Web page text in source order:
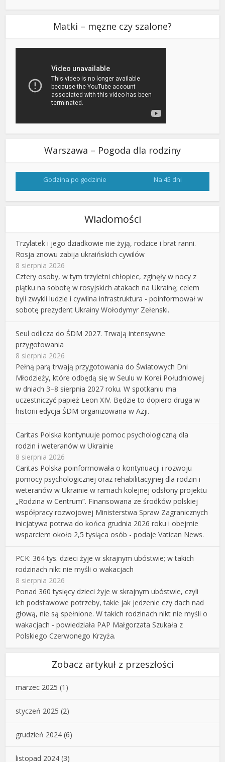
Matki – męzne czy szalone?
Warszawa – Pogoda dla rodziny
Godzina po godzinie Na 45 dni
Wiadomości
Trzylatek i jego dziadkowie nie żyją, rodzice i brat ranni.
Rosja znowu zabija ukraińskich cywilów
8 sierpnia 2026
Cztery osoby, w tym trzyletni chłopiec, zginęły w nocy z
piątku na sobotę w rosyjskich atakach na Ukrainę; celem
byli zwykli ludzie i cywilna infrastruktura - poinformował w
sobotę prezydent Ukrainy Wołodymyr Zełenski.
Seul odlicza do ŚDM 2027. Trwają intensywne
przygotowania
8 sierpnia 2026
Pełną parą trwają przygotowania do Światowych Dni
Młodzieży, które odbędą się w Seulu w Korei Południowej
w dniach 3–8 sierpnia 2027 roku. W spotkaniu ma
uczestniczyć papież Leon XIV. Będzie to dopiero druga w
historii edycja ŚDM organizowana w Azji.
Caritas Polska kontynuuje pomoc psychologiczną dla
rodzin i weteranów w Ukrainie
8 sierpnia 2026
Caritas Polska poinformowała o kontynuacji i rozwoju
pomocy psychologicznej oraz rehabilitacyjnej dla rodzin i
weteranów w Ukrainie w ramach kolejnej odsłony projektu
„Rodzina w Centrum”. Finansowana ze środków polskiej
współpracy rozwojowej Ministerstwa Spraw Zagranicznych
inicjatywa potrwa do końca grudnia 2026 roku i obejmie
wsparciem około 2,5 tysiąca osób - podaje Vatican News.
PCK: 364 tys. dzieci żyje w skrajnym ubóstwie; w takich
rodzinach nikt nie myśli o wakacjach
8 sierpnia 2026
Ponad 360 tysięcy dzieci żyje w skrajnym ubóstwie, czyli
ich podstawowe potrzeby, takie jak jedzenie czy dach nad
głową, nie są spełnione. W takich rodzinach nikt nie myśli o
wakacjach - powiedziała PAP Małgorzata Szukała z
Polskiego Czerwonego Krzyża.
Zobacz artykuł z przeszłości
marzec 2025 (1)
styczeń 2025 (2)
grudzień 2024 (6)
listopad 2024 (3)